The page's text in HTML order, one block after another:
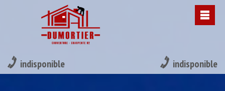
indisponible indisponible